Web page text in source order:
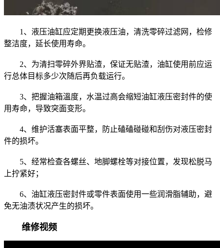
1、液压油缸应定期更换液压油，清洗零碎过滤网，检修
整洁度，延长使用寿命。
2、为清扫零碎外界贴渣，保证无贴渣，油缸使用前应运
行总体目标多少次随后再负载运行。
3、把握油箱溫度，水温过高会缩短油缸液压密封件的使
用寿命，导致突面变形。
4、维护活塞表面平整，防止磕磕碰碰和刮伤对液压密封
件的损坏。
5、经常检查各螺丝、地脚螺栓等对接位置，发现松脱马
上拧紧好；
6、油缸液压密封件或零件表面使用一些润滑脂辅助，避
免无油渍状况产生的损坏。
维修视频